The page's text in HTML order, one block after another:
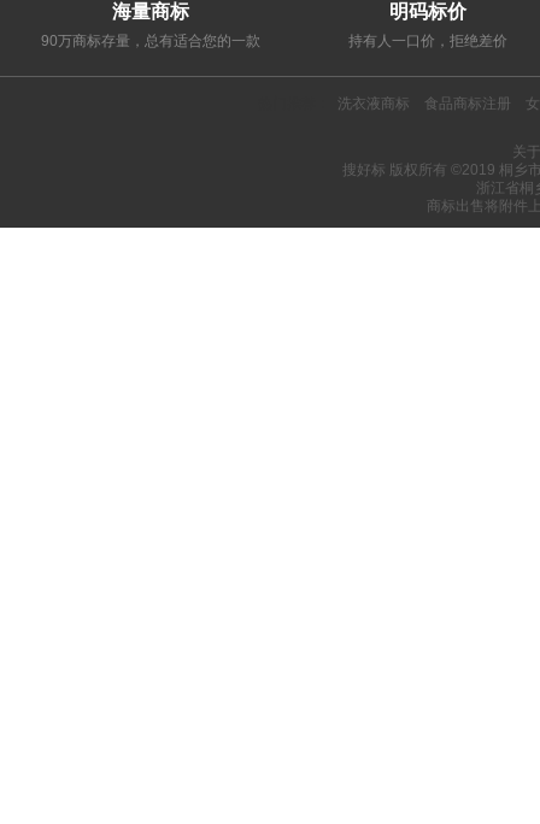
海量商标
90万商标存量，总有适合您的一款
明码标价
持有人一口价，拒绝差价
洗衣液商标 食品商标注册
关
搜好标 版权所有 ©2019 桐乡
浙江省桐
商标出售将附件